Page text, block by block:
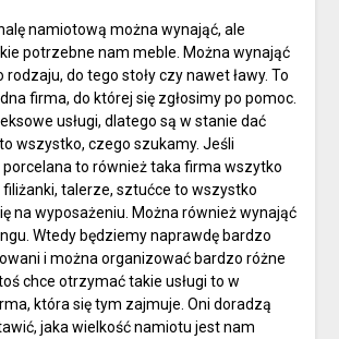
namiotową można wynająć, ale
potrzebne nam meble. Można wynająć
rodzaju, do tego stoły czy nawet ławy. To
firma, do której się zgłosimy po pomoc.
usługi, dlatego są w stanie dać
wszystko, czego szukamy. Jeśli
to również taka firma wszytko
filiżanki, talerze, sztućce to wszystko
na wyposażeniu. Można również wynająć
Wtedy będziemy naprawdę bardzo
i można organizować bardzo różne
chce otrzymać takie usługi to w
która się tym zajmuje. Oni doradzą
jaka wielkość namiotu jest nam